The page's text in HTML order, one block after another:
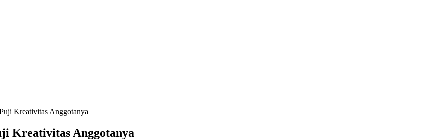
Kreativitas Anggotanya
Kreativitas Anggotanya